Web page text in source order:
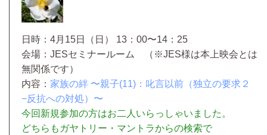
日時：4月15日（日） 13：00〜14：25
会場：JESセミナールーム
（※JES様は本上映会とは
無関係です）
内容： 家族の絆 〜親子(11)：叱言以前 （独立の要求２
−反抗への対処） 〜
今回新規参加の方はお二人いらっしゃいました。
どちらもガヤトリー・マントラからの検索で